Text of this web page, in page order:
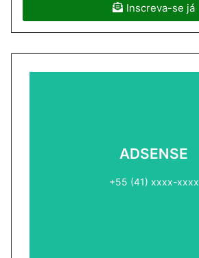
Inscreva-se já
ADSENSE
+55 (41) xxxx-xxxx
ADSENSE2
+55 (41) xxxx-xxxx